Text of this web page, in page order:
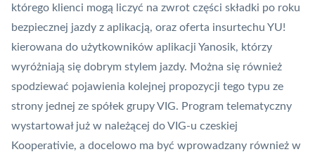
którego klienci mogą liczyć na zwrot części składki po roku
bezpiecznej jazdy z aplikacją, oraz oferta insurtechu YU!
kierowana do użytkowników aplikacji Yanosik, którzy
wyróżniają się dobrym stylem jazdy. Można się również
spodziewać pojawienia kolejnej propozycji tego typu ze
strony jednej ze spółek grupy VIG. Program telematyczny
wystartował już w należącej do VIG-u czeskiej
Kooperativie, a docelowo ma być wprowadzany również w